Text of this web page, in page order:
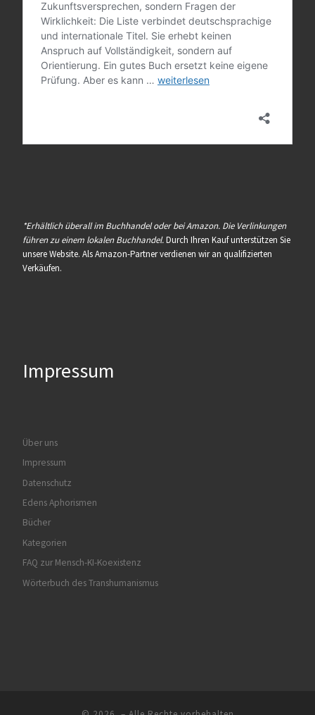
*Erhältlich überall im Buchhandel oder bei Amazon. Die Verlinkungen
führen zu einem lokalen Buchhandel.Durch Ihren Kauf unterstützen Sie
unsere Website. Als Amazon-Partner verdienen wir an qualifizierten
Verkäufen.
Impressum
Über uns
Impressum
Datenschutz
Edens Aphorismen
Bücher
Kategorien
FAQ zur Mensch-KI-Koexistenz
Wörterbuch des Transhumanismus